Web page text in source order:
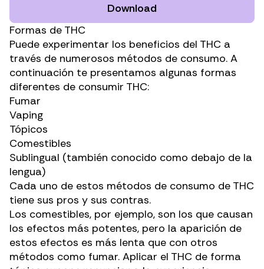
Download
Formas de THC
Puede experimentar los beneficios del THC a
través de numerosos métodos de consumo. A
continuación te presentamos algunas formas
diferentes de consumir THC:
Fumar
Vaping
Tópicos
Comestibles
Sublingual (también conocido como debajo de la
lengua)
Cada uno de estos métodos de consumo de THC
tiene sus pros y sus contras.
Los comestibles, por ejemplo, son los que causan
los efectos más potentes, pero la aparición de
estos efectos es más lenta que con otros
métodos como fumar. Aplicar el THC de forma